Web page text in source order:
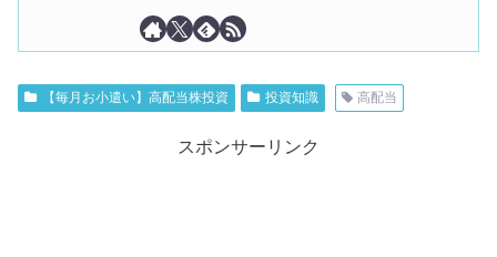
【毎月お小遣い】高配当株投資 投資知識 高配当
スポンサーリンク